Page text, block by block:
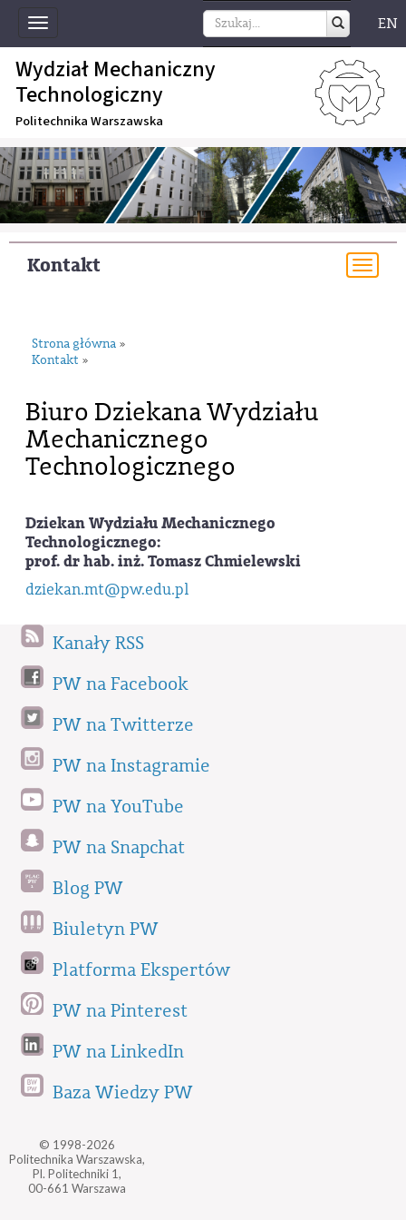
Toggle
navigation
EN
Wydział Mechaniczny
Technologiczny
Politechnika Warszawska
Kontakt
Strona główna »
Kontakt »
Biuro Dziekana Wydziału
Mechanicznego
Technologicznego
Dziekan Wydziału Mechanicznego
Technologicznego:
prof.dr hab. inż. Tomasz Chmielewski
dziekan.mt@pw.edu.pl
Kanały RSS
PW na Facebook
PW na Twitterze
PW na Instagramie
PW na YouTube
PW na Snapchat
Blog PW
Biuletyn PW
Platforma Ekspertów
PW na Pinterest
PW na LinkedIn
Baza Wiedzy PW
© 1998-2026
Politechnika Warszawska,
Pl. Politechniki 1,
00-661 Warszawa